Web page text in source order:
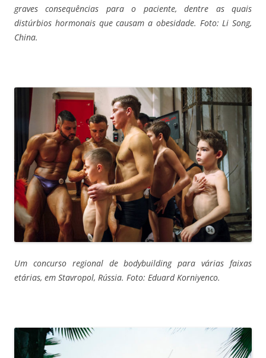
graves consequências para o paciente, dentre as quais
distúrbios hormonais que causam a obesidade. Foto: Li Song,
China.
Um concurso regional de bodybuilding para várias faixas
etárias, em Stavropol, Rússia. Foto: Eduard Korniyenco.